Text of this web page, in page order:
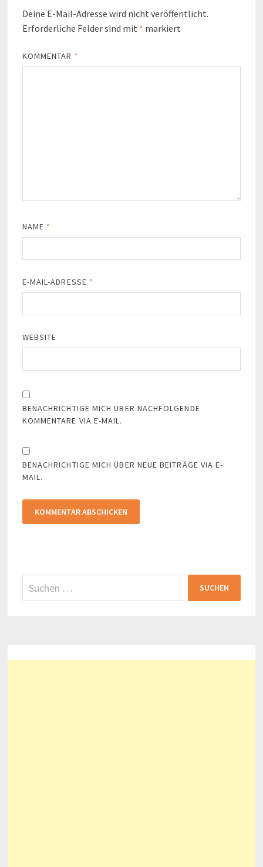
Deine E-Mail-Adresse wird nicht veröffentlicht.
Erforderliche Felder sind mit * markiert
KOMMENTAR *
NAME *
E-MAIL-ADRESSE *
WEBSITE
BENACHRICHTIGE MICH ÜBER NACHFOLGENDE
KOMMENTARE VIA E-MAIL.
BENACHRICHTIGE MICH ÜBER NEUE BEITRÄGE VIA E-
MAIL.
Suchen
nach: